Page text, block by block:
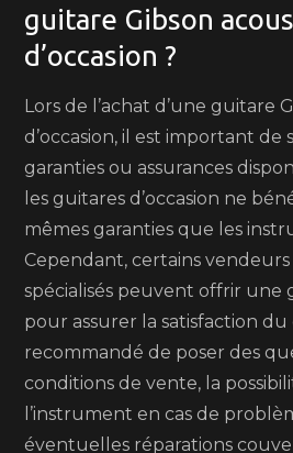
guitare Gibson
d’occasion ?
Lors de l’achat d’une guitare
d’occasion, il est important de
garanties ou assurances
les guitares d’occasion ne
mêmes garanties que les
Cependant, certains vendeurs
spécialisés peuvent offrir une
pour assurer la satisfaction du
recommandé de poser des
conditions de vente, la
l’instrument en cas de
éventuelles réparations